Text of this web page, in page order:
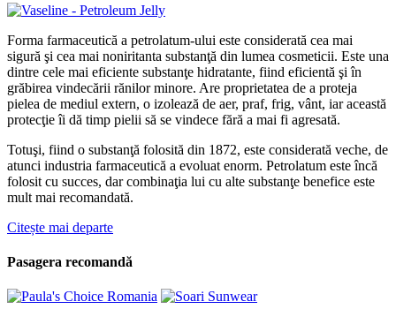
Forma farmaceutică a petrolatum-ului este considerată cea mai
sigură şi cea mai noniritanta substanţă din lumea cosmeticii. Este una
dintre cele mai eficiente substanţe hidratante, fiind eficientă şi în
grăbirea vindecării rănilor minore. Are proprietatea de a proteja
pielea de mediul extern, o izolează de aer, praf, frig, vânt, iar această
protecţie îi dă timp pielii să se vindece fără a mai fi agresată.
Totuşi, fiind o substanţă folosită din 1872, este considerată veche, de
atunci industria farmaceutică a evoluat enorm. Petrolatum este încă
folosit cu succes, dar combinaţia lui cu alte substanţe benefice este
mult mai recomandată.
Citește mai departe
Pasagera recomandă